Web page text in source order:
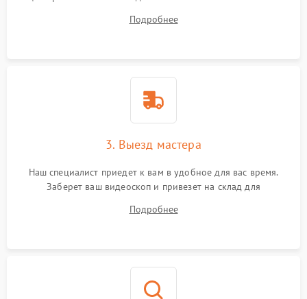
Подробнее
3. Выезд мастера
Наш специалист приедет к вам в удобное для вас время.
Заберет ваш видеоскоп и привезет на склад для
Подробнее